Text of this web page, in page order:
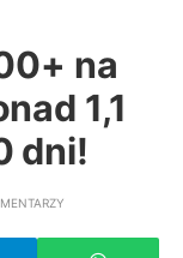
na
1,1
dni!